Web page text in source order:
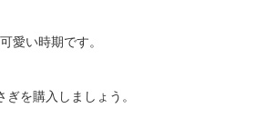
愛い時期です。
を購入しましょう。